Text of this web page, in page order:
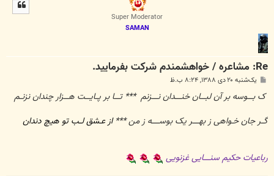
Super Moderator
SAMAN
Re: مشاعره / خواهشمندم شرکت بفرماييد.
پ
ت
یک‌شنبه ۲۰ دی ۱۳۸۸, ۸:۲۴ ب.ظ
ک بــــوسه بر آن لبــــان خنـــــدان نـــــزنم *** تــــا بر پــایــــت هــــزار چندان نزنــم
گــر جان خـواهی ز بهـــــر یک بوســــــه ز من ***از عـشق لــب تو هیچ دندان
رباعیات حکیم سنـــــایی غزنویی